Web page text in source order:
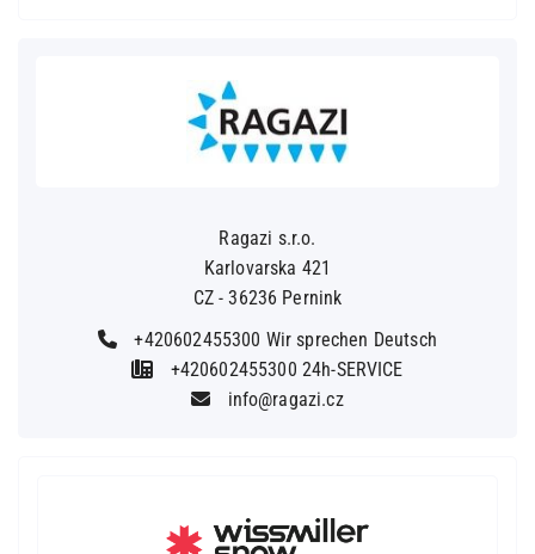
Ragazi s.r.o.
Karlovarska 421
CZ - 36236 Pernink
+420602455300 Wir sprechen Deutsch
+420602455300 24h-SERVICE
info@ragazi.cz